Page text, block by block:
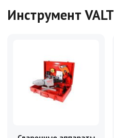
Инструмент